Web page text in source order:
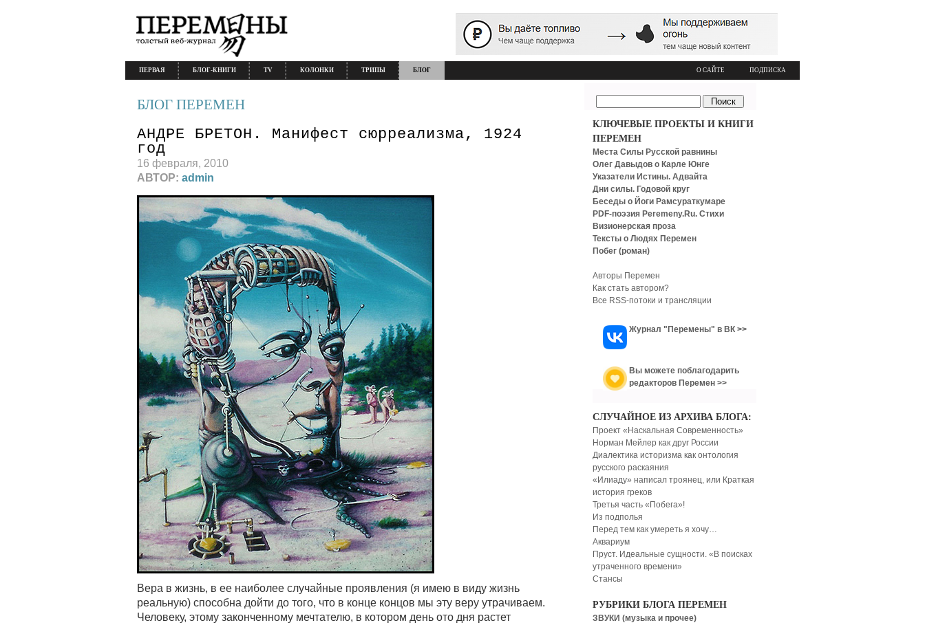
О САЙТЕ ПОДПИСКА
ПЕРВАЯ БЛОГ-КНИГИ TV КОЛОНКИ ТРИПЫ БЛОГ
БЛОГ ПЕРЕМЕН
АНДРЕ БРЕТОН. Манифест сюрреализма, 1924
год
16 февраля, 2010
АВТОР: admin
Вера в жизнь, в ее наиболее случайные проявления (я имею в виду жизнь
реальную) способна дойти до того, что в конце концов мы эту веру утрачиваем.
Человеку, этому законченному мечтателю, в котором день ото дня растет
КЛЮЧЕВЫЕ ПРОЕКТЫ И КНИГИ
ПЕРЕМЕН
Места Силы Русской равнины
Олег Давыдов о Карле Юнге
Указатели Истины. Адвайта
Дни силы. Годовой круг
Беседы о Йоги Рамсураткумаре
PDF-поэзия Peremeny.Ru. Стихи
Визионерская проза
Тексты о Людях Перемен
Побег (роман)
Авторы Перемен
Как стать автором?
Все RSS-потоки и трансляции
Журнал "Перемены" в ВК >>
Вы можете поблагодарить
редакторов Перемен >>
СЛУЧАЙНОЕ ИЗ АРХИВА БЛОГА:
Проект «Наскальная Современность»
Норман Мейлер как друг России
Диалектика историзма как онтология
русского раскаяния
«Илиаду» написал троянец, или Краткая
история греков
Третья часть «Побега»!
Из подполья
Перед тем как умереть я хочу…
Аквариум
Пруст. Идеальные сущности. «В поисках
утраченного времени»
Стансы
РУБРИКИ БЛОГА ПЕРЕМЕН
ЗВУКИ (музыка и прочее)